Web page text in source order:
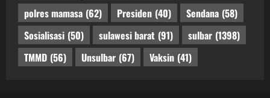
polres mamasa (62) Presiden (40) Sendana (58)
Sosialisasi (50) sulawesi barat (91) sulbar (1398)
TMMD (56) Unsulbar (67) Vaksin (41)